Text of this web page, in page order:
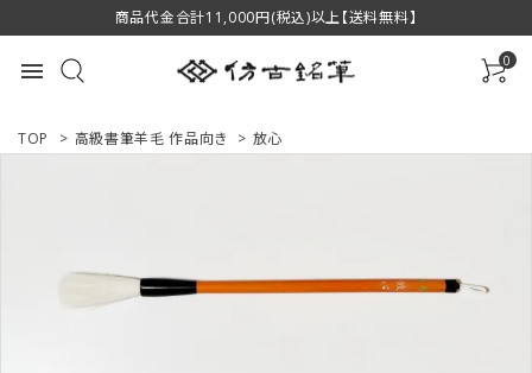
商品代金合計11,000円(税込)以上【送料無料】
menu 0
TOP > 高級書筆羊毛 作品向き > 放心